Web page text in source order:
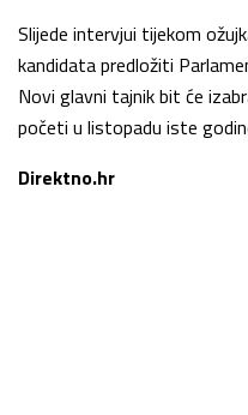
Slijede intervjui tijekom
kandidata predložiti
Novi glavni tajnik bit će
početi u listopadu iste
Direktno.hr